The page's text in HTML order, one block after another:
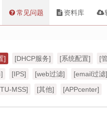
常见问题 资料库
] [DHCP服务] [系统配置]
[
[IPS] [web过滤]
[email过滤]
MSS] [其他] [APPcenter]